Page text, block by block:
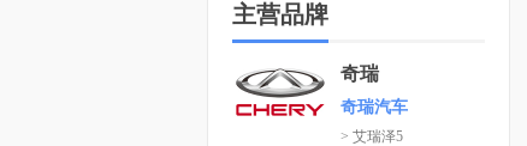
主营品牌
奇瑞
奇瑞汽车
> 艾瑞泽5